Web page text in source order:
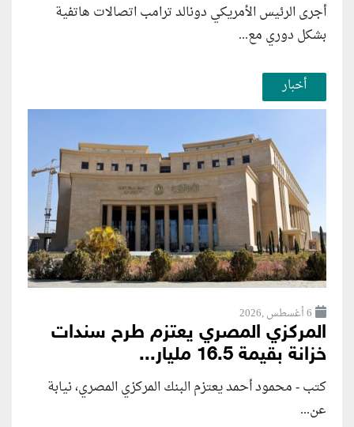
أجرى الرئيس الأمريكي دونالد ترامب اتصالات هاتفية
بشكل دوري مع...
أخبار
6 أغسطس ,2026
المركزي المصري يعتزم طرح سندات
خزانة بقيمة 16.5 مليار...
كتب - محمود أحمد يعتزم البنك المركزي المصري، نيابة
عن...